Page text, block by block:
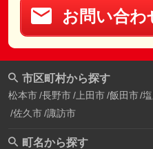
お問い合わ
市区町村から探す
松本市 長野市 上田市 飯田市
佐久市 諏訪市
町名から探す